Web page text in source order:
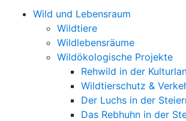
Wild und Lebensraum
Wildtiere
Wildlebensräume
Wildökologische Projekte
Rehwild in der
Wildtierschutz &
Der Luchs in der
Das Rebhuhn in der